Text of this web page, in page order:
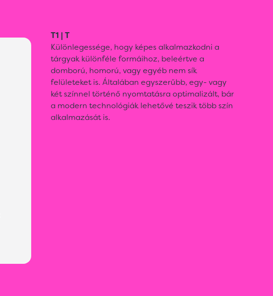
T1 | T
Különlegessége, hogy képes alkalmazkodni a
tárgyak különféle formáihoz, beleértve a
domború, homorú, vagy egyéb nem sík
felületeket is. Általában egyszerűbb, egy- vagy
két színnel történő nyomtatásra optimalizált, bár
a modern technológiák lehetővé teszik több szín
alkalmazását is.